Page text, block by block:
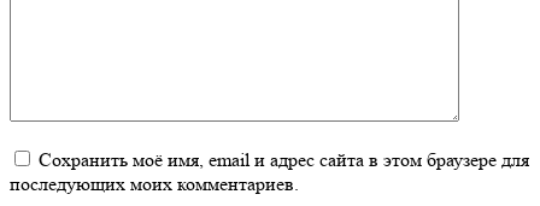
Сохранить моё имя, email и адрес сайта в этом браузере для
последующих моих комментариев.